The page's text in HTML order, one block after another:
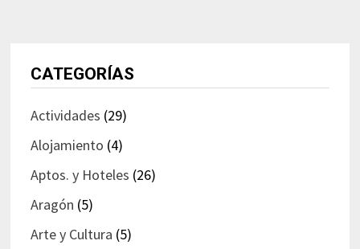
CATEGORÍAS
Actividades (29)
Alojamiento (4)
Aptos. y Hoteles (26)
Aragón (5)
Arte y Cultura (5)